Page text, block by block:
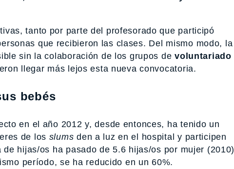
tanto por parte del profesorado que participó
que recibieron las clases. Del mismo modo, la
sin la colaboración de los grupos devoluntariado
llegar más lejos esta nueva convocatoria.
bebés
en el año 2012 y, desde entonces, ha tenido un
de los slums den a luz en el hospital y participen
hijas/os ha pasado de 5.6 hijas/os por mujer (2010)
período, se ha reducido en un 60%.